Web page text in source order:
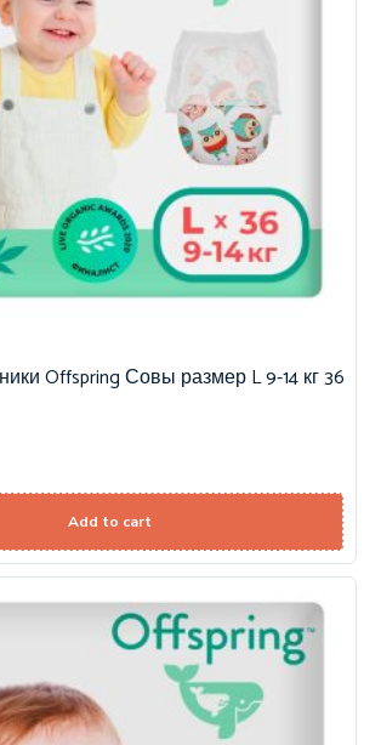
Offspring Совы размер L 9-14 кг 36
Add to cart